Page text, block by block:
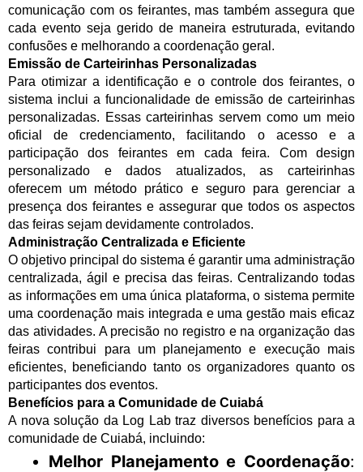
comunicação com os feirantes, mas também assegura que
cada evento seja gerido de maneira estruturada, evitando
confusões e melhorando a coordenação geral.
Emissão de Carteirinhas Personalizadas
Para otimizar a identificação e o controle dos feirantes, o
sistema inclui a funcionalidade de emissão de carteirinhas
personalizadas. Essas carteirinhas servem como um meio
oficial de credenciamento, facilitando o acesso e a
participação dos feirantes em cada feira. Com design
personalizado e dados atualizados, as carteirinhas
oferecem um método prático e seguro para gerenciar a
presença dos feirantes e assegurar que todos os aspectos
das feiras sejam devidamente controlados.
Administração Centralizada e Eficiente
O objetivo principal do sistema é garantir uma administração
centralizada, ágil e precisa das feiras. Centralizando todas
as informações em uma única plataforma, o sistema permite
uma coordenação mais integrada e uma gestão mais eficaz
das atividades. A precisão no registro e na organização das
feiras contribui para um planejamento e execução mais
eficientes, beneficiando tanto os organizadores quanto os
participantes dos eventos.
Benefícios para a Comunidade de Cuiabá
A nova solução da Log Lab traz diversos benefícios para a
comunidade de Cuiabá, incluindo:
Melhor Planejamento e Coordenação: